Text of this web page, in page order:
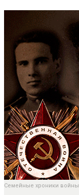
Семейные хроники войны